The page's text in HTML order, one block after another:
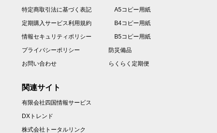
特定商取引法に基づく表記
定期購入サービス利用規約
情報セキュリティポリシー
プライバシーポリシー
お問い合わせ
A5コピー用紙
B4コピー用紙
B5コピー用紙
防災備品
らくらく定期便
関連サイト
有限会社四国情報サービス
DXトレンド
株式会社トータルリンク